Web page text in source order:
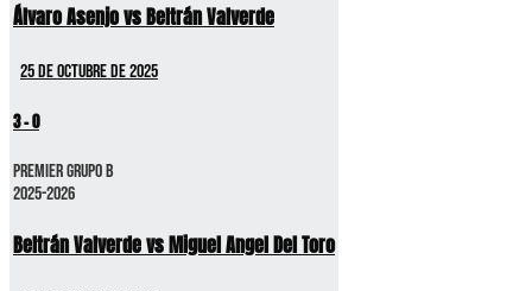
Álvaro Asenjo vs Beltrán Valverde
25 de octubre de 2025
3-0
Premier GRUPO B
2025-2026
Beltrán Valverde vs Miguel Angel Del Toro